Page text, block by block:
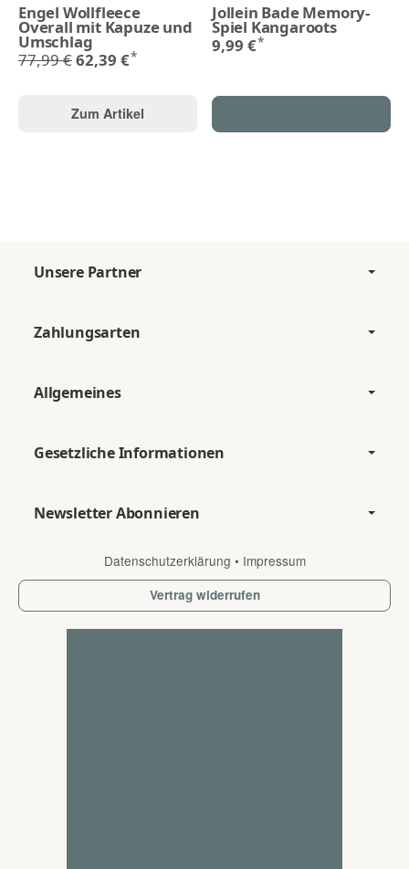
Engel Wollfleece
Overall mit Kapuze und
Umschlag
77,99 €62,39 €*
Zum Artikel
Jollein Bade Memory-
Spiel Kangaroots
9,99 €*
Unsere Partner
Zahlungsarten
Allgemeines
Gesetzliche Informationen
Newsletter Abonnieren
Datenschutzerklärung • Impressum
Vertrag widerrufen